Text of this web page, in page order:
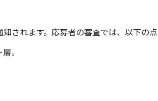
されます。応募者の審査では、以下の点
。